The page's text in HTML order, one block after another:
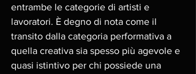
entrambe le categorie di artisti e
lavoratori. È degno di nota come il
transito dalla categoria performativa a
quella creativa sia spesso più agevole e
quasi istintivo per chi possiede una